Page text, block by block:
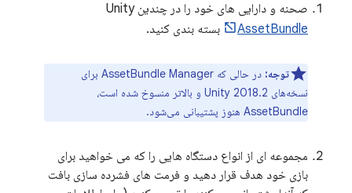
صحنه و دارایی های خود را در چندین Unity
AssetBundle
بسته بندی کنید.
توجه:
در حالی که AssetBundle Manager برای
نسخه‌های Unity 2018.2 و بالاتر منسوخ شده است،
AssetBundle هنوز پشتیبانی می‌شود.
مجموعه ای از انواع دستگاه هایی را که می خواهید برای
بازی خود هدف قرار دهید و فرمت های فشرده سازی بافت